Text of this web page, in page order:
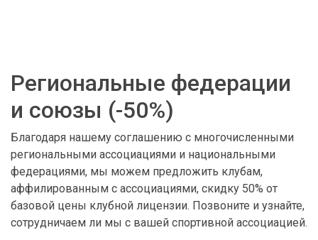
Региональные федерации
и союзы (-50%)
Благодаря нашему соглашению с многочисленными
региональными ассоциациями и национальными
федерациями, мы можем предложить клубам,
аффилированным с ассоциациями, скидку 50% от
базовой цены клубной лицензии. Позвоните и узнайте,
сотрудничаем ли мы с вашей спортивной ассоциацией.